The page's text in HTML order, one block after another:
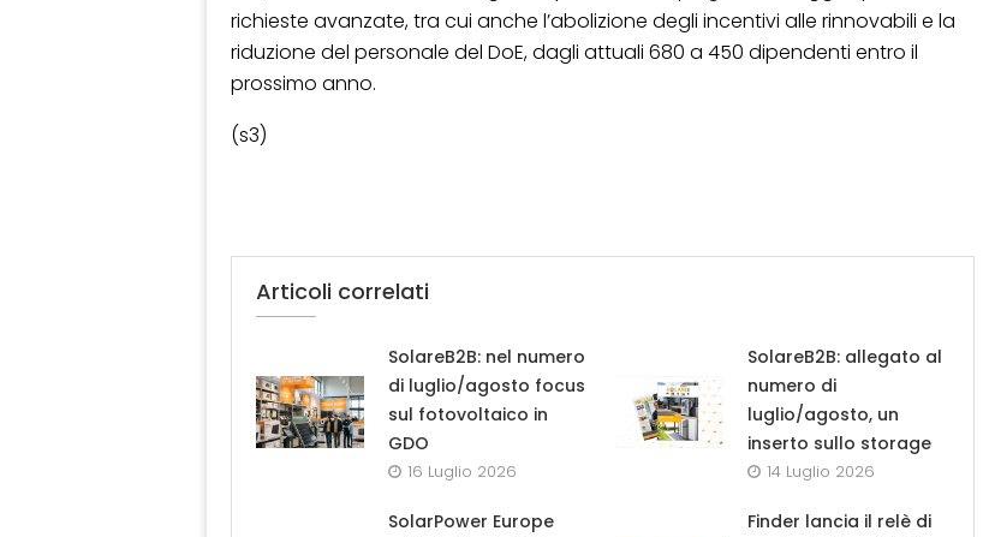
richieste avanzate, tra cui anche l’abolizione degli incentivi alle rinnovabili e la
riduzione del personale del DoE, dagli attuali 680 a 450 dipendenti entro il
prossimo anno.
(s3)
Articoli correlati
SolareB2B: nel numero
di luglio/agosto focus
sul fotovoltaico in
GDO
16 Luglio 2026
SolareB2B: allegato al
numero di
luglio/agosto, un
inserto sullo storage
14 Luglio 2026
SolarPower Europe
Finder lancia il relè di